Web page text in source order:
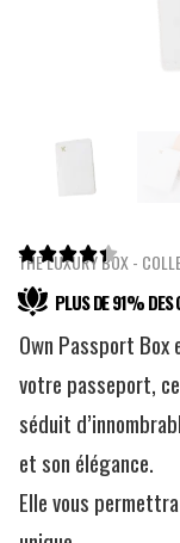

THE LUXURY BOX -
PLUS DE 91% DES
Own Passport
votre passeport,
séduit
et son élégance.
Elle vous